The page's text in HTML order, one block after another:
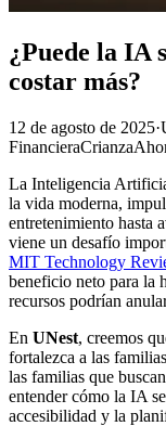
¿Puede la IA
costar más?
12 de agosto de 2025·
FinancieraCrianza
La Inteligencia
la vida moderna,
entretenimiento hasta
viene un desafío
MIT Technology
beneficio neto para la
recursos podrían
En UNest, creemos
fortalezca a las
las familias que
entender cómo la IA
accesibilidad y la